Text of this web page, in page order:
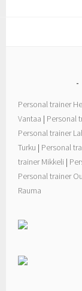
Personal trainer
Vantaa | Personal
Personal trainer
Turku | Personal
trainer Mikkeli |
Personal trainer
Rauma